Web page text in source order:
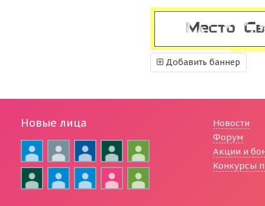
Добавить баннер
Новые лица
Новости
Форум
Акции и
Конкурсы